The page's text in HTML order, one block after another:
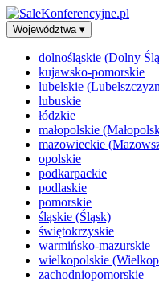
Województwa ▾
dolnośląskie (Dolny
kujawsko-pomorskie
lubelskie
lubuskie
łódzkie
małopolskie
mazowieckie
opolskie
podkarpackie
podlaskie
pomorskie
śląskie (Śląsk)
świętokrzyskie
warmińsko-mazurskie
wielkopolskie
zachodniopomorskie